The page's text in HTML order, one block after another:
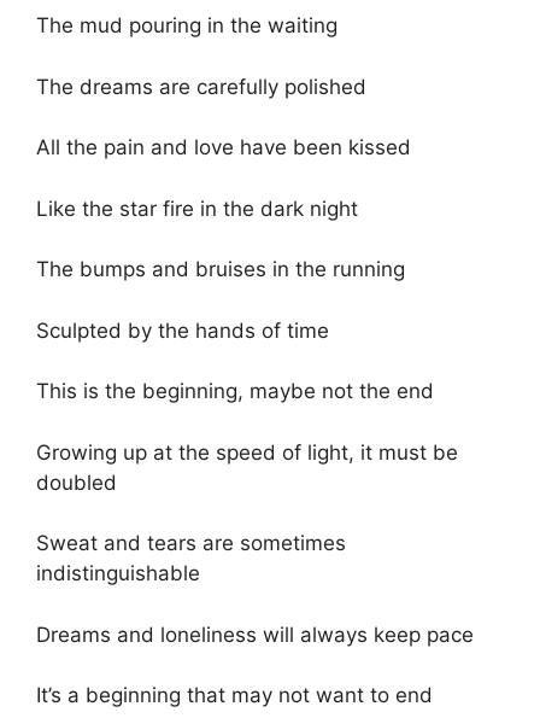
The mud pouring in the waiting
The dreams are carefully polished
All the pain and love have been kissed
Like the star fire in the dark night
The bumps and bruises in the running
Sculpted by the hands of time
This is the beginning, maybe not the end
Growing up at the speed of light, it must be
doubled
Sweat and tears are sometimes
indistinguishable
Dreams and loneliness will always keep pace
It’s a beginning that may not want to end